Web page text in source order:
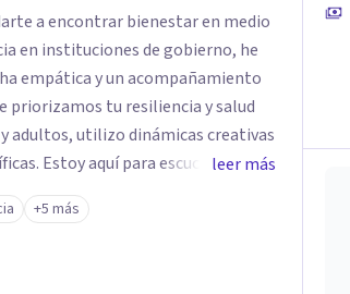
a encontrar bienestar en medio
en instituciones de gobierno, he
empática y un acompañamiento
priorizamos tu resiliencia y salud
adultos, utilizo dinámicas creativas
Estoy aquí para escucharte y
tu paz mental.
leer más
+5 más